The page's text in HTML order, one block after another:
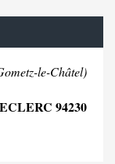
le-Châtel)
94230